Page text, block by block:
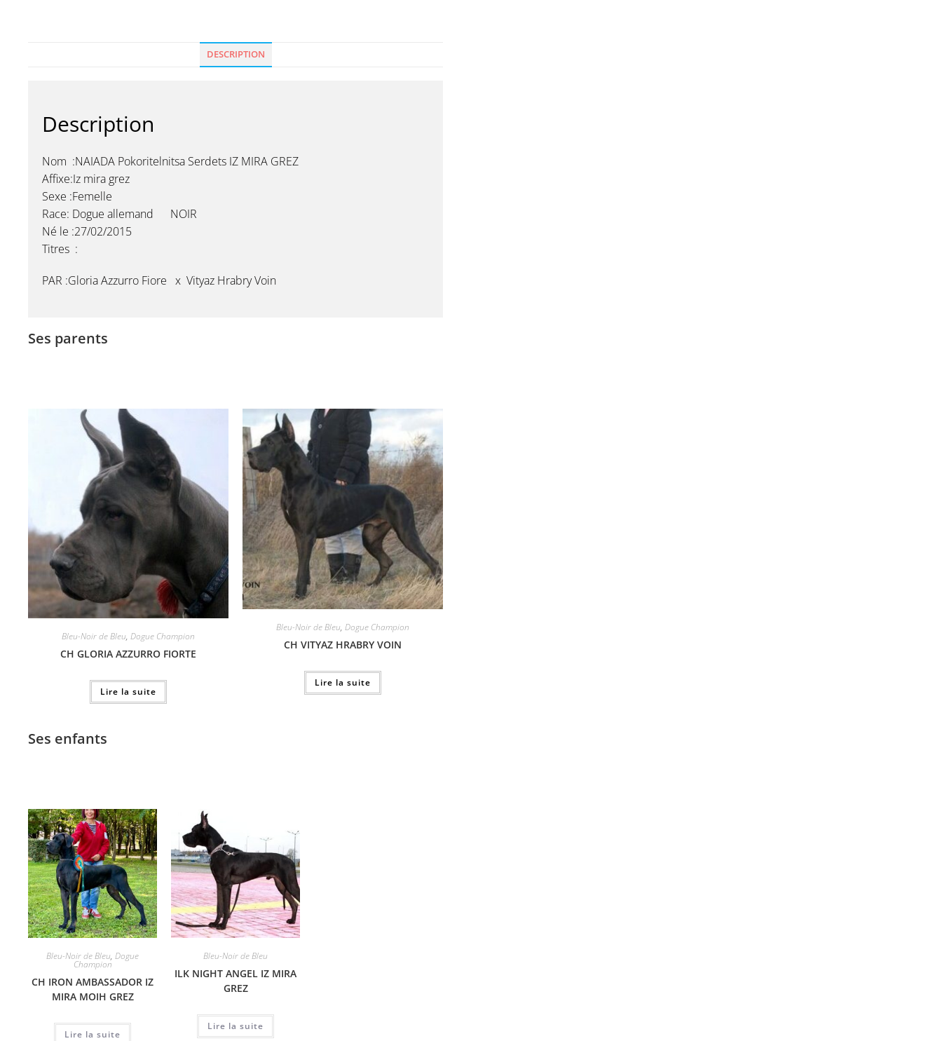
DESCRIPTION
Description
Nom :NAIADA Pokoritelnitsa Serdets IZ MIRA GREZ
Affixe:Iz mira grez
Sexe :Femelle
Race: Dogue allemand NOIR
Né le :27/02/2015
Titres :
PAR :Gloria Azzurro Fiore x Vityaz Hrabry Voin
Ses parents
Bleu-Noir de Bleu, Dogue Champion
CH GLORIA AZZURRO FIORTE
Lire la suite
Bleu-Noir de Bleu, Dogue Champion
CH VITYAZ HRABRY VOIN
Lire la suite
Ses enfants
Bleu-Noir de Bleu, Dogue
Champion
CH IRON AMBASSADOR IZ
MIRA MOIH GREZ
Lire la suite
Bleu-Noir de Bleu
ILK NIGHT ANGEL IZ MIRA
GREZ
Lire la suite